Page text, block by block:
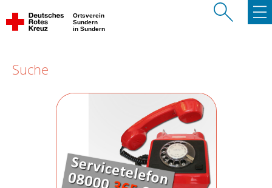
Ortsverein
Sundern
in Sundern
Suche